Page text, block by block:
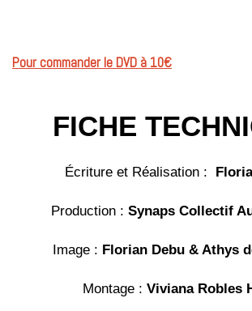
Pour commander le DVD à 10€
FICHE
Écriture et Réalisation :
Production : Synaps Collectif
Image : Florian Debu & Athys
Montage : Viviana Robles